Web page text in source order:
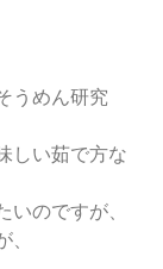
うめん研究
しい茹で方な
のですが、
、